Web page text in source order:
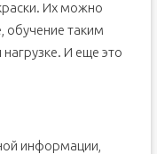
Их можно
обучение таким
И еще это
информации,